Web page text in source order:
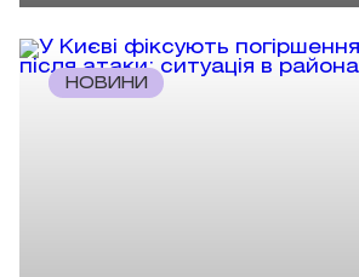
НОВИНИ